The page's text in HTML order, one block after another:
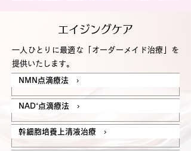
エイジングケア
一人ひとりに最適な「オーダーメイド治療」を
提供いたします。
NMN点滴療法 ›
NAD⁺点滴療法 ›
幹細胞培養上清液治療 ›